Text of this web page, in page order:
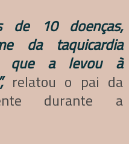
de 10 doenças,
da taquicardia
que a levou à
relatou o pai da
durante a